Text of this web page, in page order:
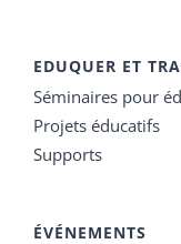
EDUQUER ET
Séminaires pour
Projets éducatifs
Supports
ÉVÉNEMENTS